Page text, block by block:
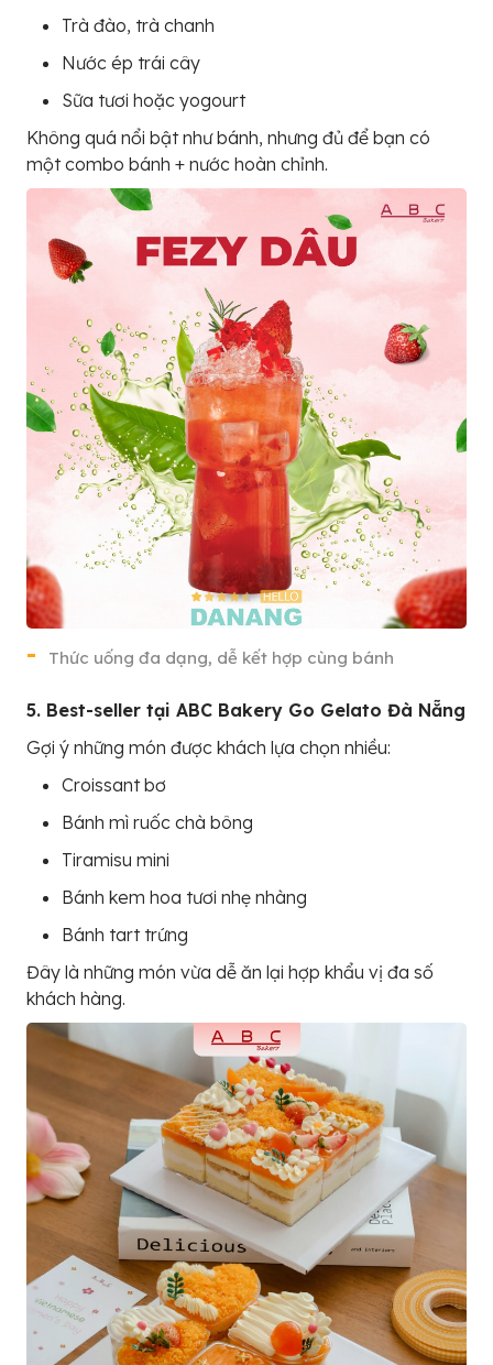
Trà đào, trà chanh
Nước ép trái cây
Sữa tươi hoặc yogourt
Không quá nổi bật như bánh, nhưng đủ để bạn có
một combo bánh + nước hoàn chỉnh.
Thức uống đa dạng, dễ kết hợp cùng bánh
5. Best-seller tại ABC Bakery Go Gelato Đà Nẵng
Gợi ý những món được khách lựa chọn nhiều:
Croissant bơ
Bánh mì ruốc chà bông
Tiramisu mini
Bánh kem hoa tươi nhẹ nhàng
Bánh tart trứng
Đây là những món vừa dễ ăn lại hợp khẩu vị đa số
khách hàng.